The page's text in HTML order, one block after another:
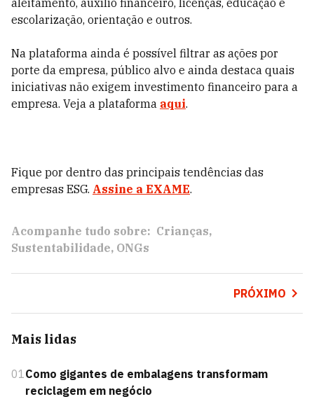
aleitamento, auxílio financeiro, licenças, educação e
escolarização, orientação e outros.
Na plataforma ainda é possível filtrar as ações por
porte da empresa, público alvo e ainda destaca quais
iniciativas não exigem investimento financeiro para a
empresa. Veja a plataforma aqui.
Fique por dentro das principais tendências das
empresas ESG. Assine a EXAME.
Acompanhe tudo sobre: Crianças
Sustentabilidade ONGs
PRÓXIMO
Mais lidas
01Como gigantes de embalagens transformam
reciclagem em negócio